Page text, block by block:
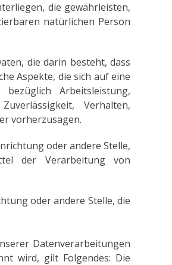
die gewährleisten,
natürlichen Person
die darin besteht, dass
Aspekte, die sich auf eine
Arbeitsleistung,
Verhalten,
vorherzusagen.
oder andere Stelle,
der Verarbeitung von
oder andere Stelle, die
Datenverarbeitungen
wird, gilt Folgendes: Die